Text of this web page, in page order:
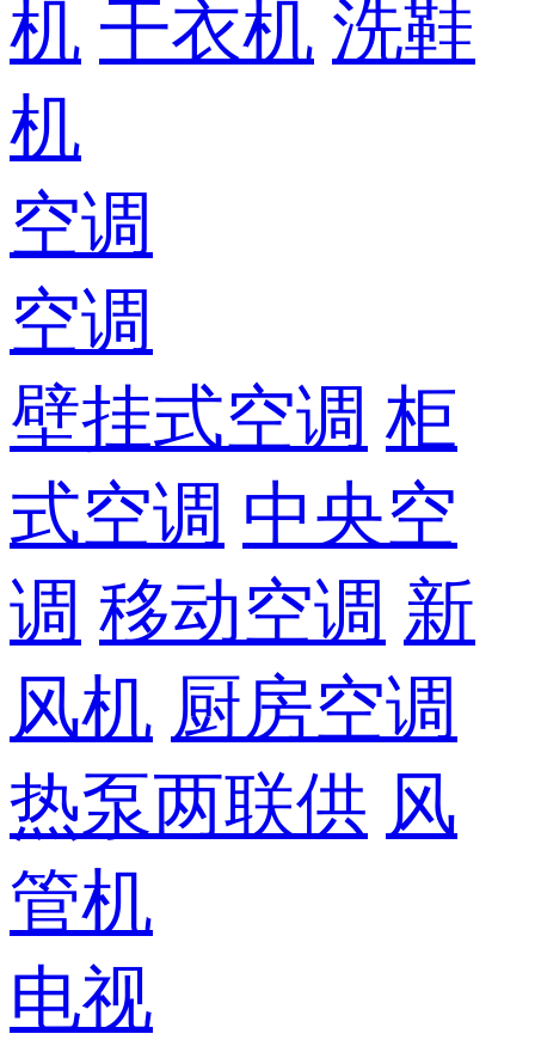
机 干衣机 洗鞋
机
空调
空调
壁挂式空调 柜
式空调 中央空
调 移动空调 新
风机 厨房空调
热泵两联供 风
管机
电视